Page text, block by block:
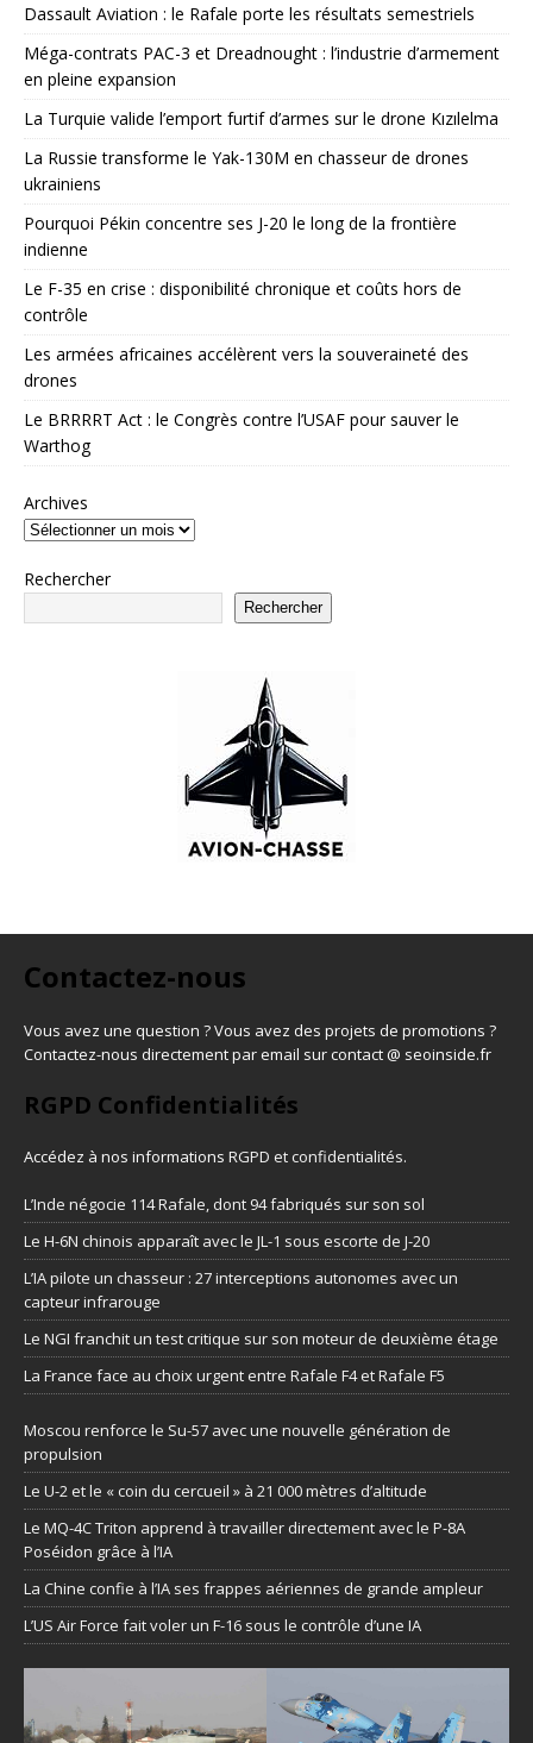
Dassault Aviation : le Rafale porte les résultats semestriels
Méga-contrats PAC-3 et Dreadnought : l’industrie d’armement
en pleine expansion
La Turquie valide l’emport furtif d’armes sur le drone Kızılelma
La Russie transforme le Yak-130M en chasseur de drones
ukrainiens
Pourquoi Pékin concentre ses J-20 le long de la frontière
indienne
Le F-35 en crise : disponibilité chronique et coûts hors de
contrôle
Les armées africaines accélèrent vers la souveraineté des
drones
Le BRRRRT Act : le Congrès contre l’USAF pour sauver le
Warthog
Archives
Rechercher
Rechercher
Contactez-nous
Vous avez une question ? Vous avez des projets de promotions ?
Contactez-nous directement par email sur contact @ seoinside.fr
RGPD Confidentialités
Accédez à nos informations RGPD et confidentialités.
L’Inde négocie 114 Rafale, dont 94 fabriqués sur son sol
Le H-6N chinois apparaît avec le JL-1 sous escorte de J-20
L’IA pilote un chasseur : 27 interceptions autonomes avec un
capteur infrarouge
Le NGI franchit un test critique sur son moteur de deuxième étage
La France face au choix urgent entre Rafale F4 et Rafale F5
Moscou renforce le Su-57 avec une nouvelle génération de
propulsion
Le U-2 et le « coin du cercueil » à 21 000 mètres d’altitude
Le MQ-4C Triton apprend à travailler directement avec le P-8A
Poséidon grâce à l’IA
La Chine confie à l’IA ses frappes aériennes de grande ampleur
L’US Air Force fait voler un F-16 sous le contrôle d’une IA